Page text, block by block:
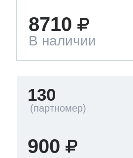
8710
В наличии
130
900